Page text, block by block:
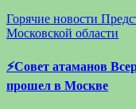
Горячие новости
Московской области
⚡️Совет атаманов
прошел в Москве